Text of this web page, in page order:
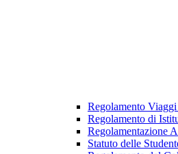
Regolamento
Regolamento di
Regolamentazione
Statuto delle